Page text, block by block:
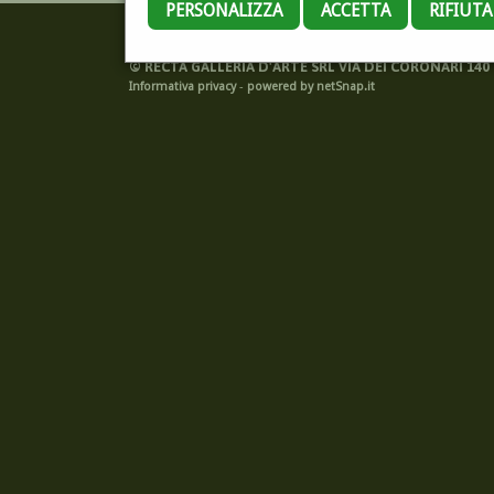
PERSONALIZZA ACCETTA
©RECTA GALLERIA D'ARTE SRL VIA DEI CORONARI
Informativa privacy- powered by netSnap.it